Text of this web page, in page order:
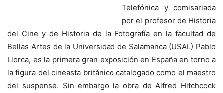
Telefónica y comisariada
por el profesor de Historia
del Cine y de Historia de la Fotografía en la facultad de
Bellas Artes de la Universidad de Salamanca (USAL) Pablo
Llorca, es la primera gran exposición en España en torno a
la figura del cineasta británico catalogado como el maestro
del suspense. Sin embargo la obra de Alfred Hitchcock